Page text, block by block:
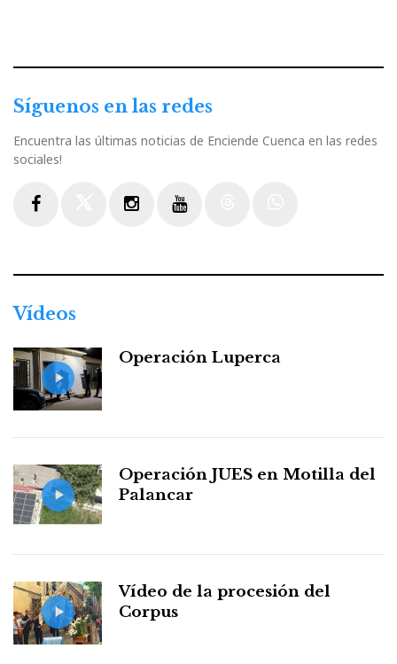
Síguenos en las redes
Encuentra las últimas noticias de Enciende Cuenca en las redes
sociales!
Vídeos
Operación Luperca
Operación JUES en Motilla del
Palancar
Vídeo de la procesión del
Corpus